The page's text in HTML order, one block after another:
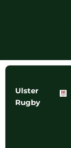
Ulster
Rugby